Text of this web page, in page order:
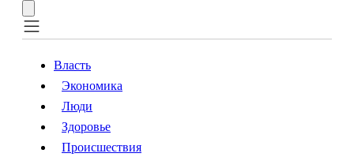
Власть
Происшествия
Власть
Экономика
Люди
Здоровье
Происшествия